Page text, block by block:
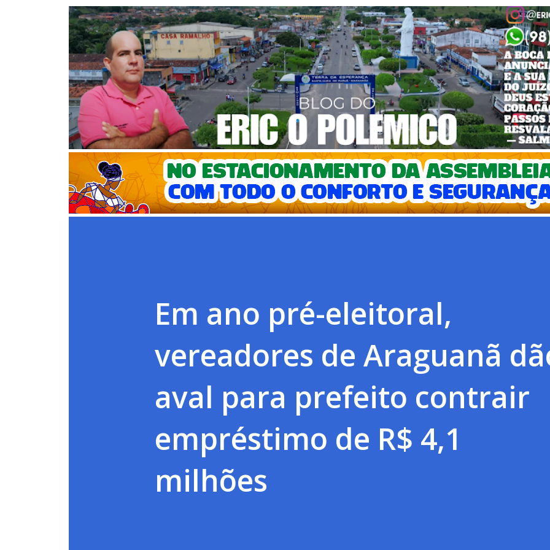
Pular para o conteúdo principal
Em ano pré-eleitoral,
vereadores de Araguanã
aval para prefeito contrair
empréstimo de R$ 4,1
milhões